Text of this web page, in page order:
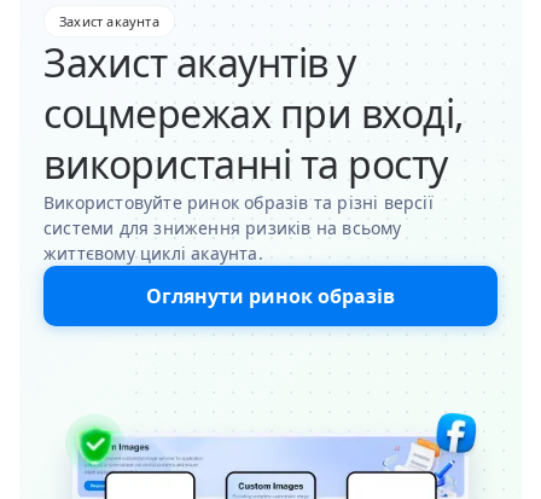
Захист акаунта
Захист акаунтів у
соцмережах при вході,
використанні та росту
Використовуйте ринок образів та різні версії
системи для зниження ризиків на всьому
життєвому циклі акаунта.
Оглянути ринок образів